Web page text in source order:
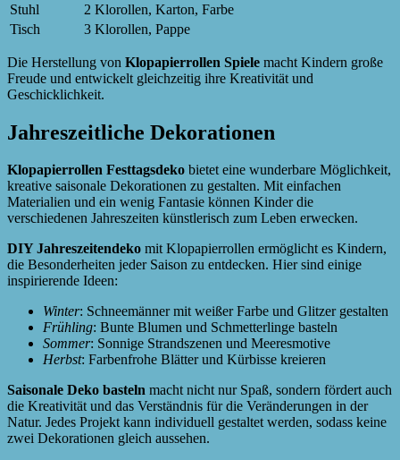
Stuhl
2 Klorollen, Karton, Farbe
Tisch
3 Klorollen, Pappe
Die Herstellung von Klopapierrollen Spiele macht Kindern große
Freude und entwickelt gleichzeitig ihre Kreativität und
Geschicklichkeit.
Jahreszeitliche Dekorationen
Klopapierrollen Festtagsdeko bietet eine wunderbare Möglichkeit,
kreative saisonale Dekorationen zu gestalten. Mit einfachen
Materialien und ein wenig Fantasie können Kinder die
verschiedenen Jahreszeiten künstlerisch zum Leben erwecken.
DIY Jahreszeitendeko mit Klopapierrollen ermöglicht es Kindern,
die Besonderheiten jeder Saison zu entdecken. Hier sind einige
inspirierende Ideen:
Winter: Schneemänner mit weißer Farbe und Glitzer gestalten
Frühling: Bunte Blumen und Schmetterlinge basteln
Sommer: Sonnige Strandszenen und Meeresmotive
Herbst: Farbenfrohe Blätter und Kürbisse kreieren
Saisonale Deko basteln macht nicht nur Spaß, sondern fördert auch
die Kreativität und das Verständnis für die Veränderungen in der
Natur. Jedes Projekt kann individuell gestaltet werden, sodass keine
zwei Dekorationen gleich aussehen.